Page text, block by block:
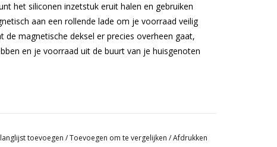
het siliconen inzetstuk eruit halen en gebruiken
aan een rollende lade om je voorraad veilig
magnetische deksel er precies overheen gaat,
en je voorraad uit de buurt van je huisgenoten
toevoegen /Toevoegen om te vergelijken /Afdrukken